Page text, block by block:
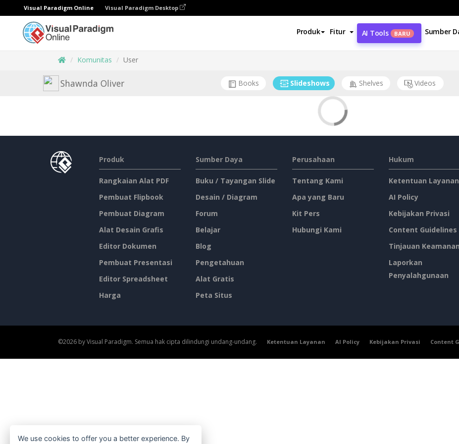
Visual Paradigm Online Visual Paradigm Desktop
Produk Fitur AI Tools BARU Sumber
Komunitas User
Shawnda Oliver Books Slideshows Shelves Videos
Produk
Rangkaian Alat PDF
Pembuat Flipbook
Pembuat Diagram
Alat Desain Grafis
Editor Dokumen
Pembuat Presentasi
Editor Spreadsheet
Harga
Sumber Daya
Buku / Tayangan Slide
Desain / Diagram
Forum
Belajar
Blog
Pengetahuan
Alat Gratis
Peta Situs
Perusahaan
Tentang Kami
Apa yang Baru
Kit Pers
Hubungi Kami
Hukum
Ketentuan Layanan
AI Policy
Kebijakan Privasi
Content Guidelines
Tinjauan Keamanan
Laporkan
Penyalahgunaan
©2026 by Visual Paradigm. Semua hak cipta dilindungi undang-undang. Ketentuan Layanan AI Policy Kebijakan Privasi Content
We use cookies to offer you a better experience. By